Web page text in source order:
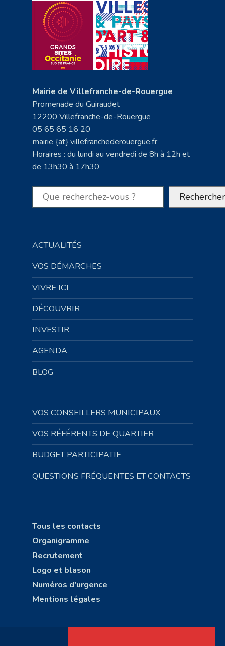
Mairie de Villefranche-de-Rouergue
Promenade du Guiraudet
12200 Villefranche-de-Rouergue
05 65 65 16 20
mairie {at} villefranchederouergue.fr
Horaires : du lundi au vendredi de 8h à 12h et
de 13h30 à 17h30
Rechercher Rechercher
ACTUALITÉS
VOS DÉMARCHES
VIVRE ICI
DÉCOUVRIR
INVESTIR
AGENDA
BLOG
VOS CONSEILLERS MUNICIPAUX
VOS RÉFÉRENTS DE QUARTIER
BUDGET PARTICIPATIF
QUESTIONS FRÉQUENTES ET CONTACTS
Tous les contacts
Organigramme
Recrutement
Logo et blason
Numéros d'urgence
Mentions légales